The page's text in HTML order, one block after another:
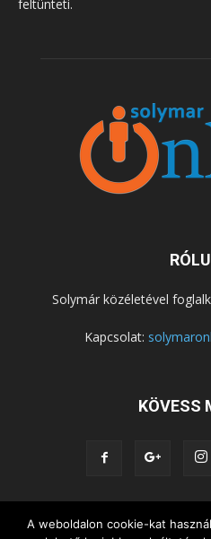
feltünteti.
Solymár közéletével
Kapcsolat:
KÖVESS
KÖZÉLET
A weboldalon cookie-kat